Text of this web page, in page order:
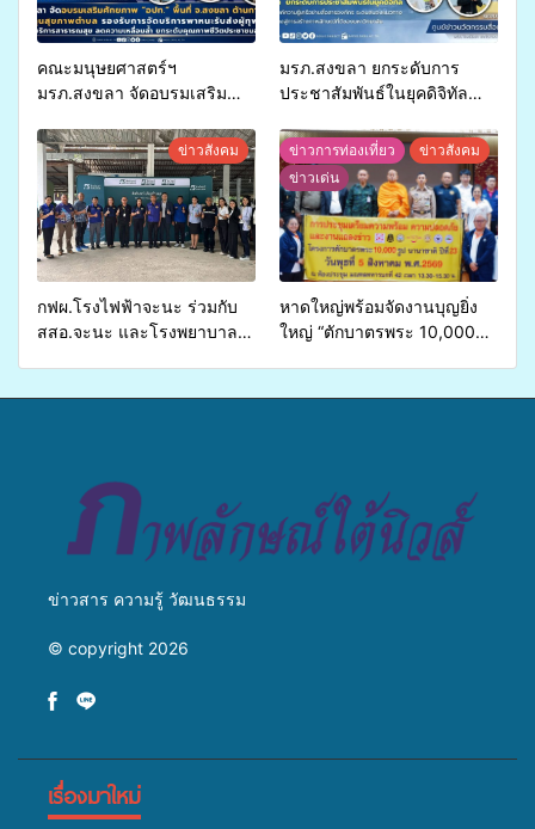
คณะมนุษยศาสตร์ฯ
มรภ.สงขลา จัดอบรมเสริม
จ่ายงบกองทุนสุขภาพตำบล
รองรับการจัดบริการพาหนะรับ
ส่งผู้ทุพพลภาพเพื่อเข้ารับ
บริการสาธารณสุข ลดความ
เหลื่อมล้ำ ยกระดับคุณภาพ
ชีวิตประชาชนอย่างยั่งยืน
มรภ.สงขลา ยกระดับการ
ประชาสัมพันธ์ในยุคดิจิทัล
ข่ายสื่อสารองค์กร ระดมสมอง
วางแนวทางการทำงาน ปูทาง
สู่การสร้างภาพลักษณ์ที่ดีของ
มหาวิทยาลัย
ข่าวสังคม
กฟผ.โรงไฟฟ้าจะนะ ร่วมกับ
สสอ.จะนะ และโรงพยาบาล
ข่าวการท่องเที่ยว
ข่าวสังคม
ข่าวเด่น
หาดใหญ่พร้อมจัดงานบุญยิ่ง
ใหญ่ “ตักบาตรพระ 10,000
ข่าวสาร ความรู้ วัฒนธรรม
© copyright 2026
เรื่องมาใหม่